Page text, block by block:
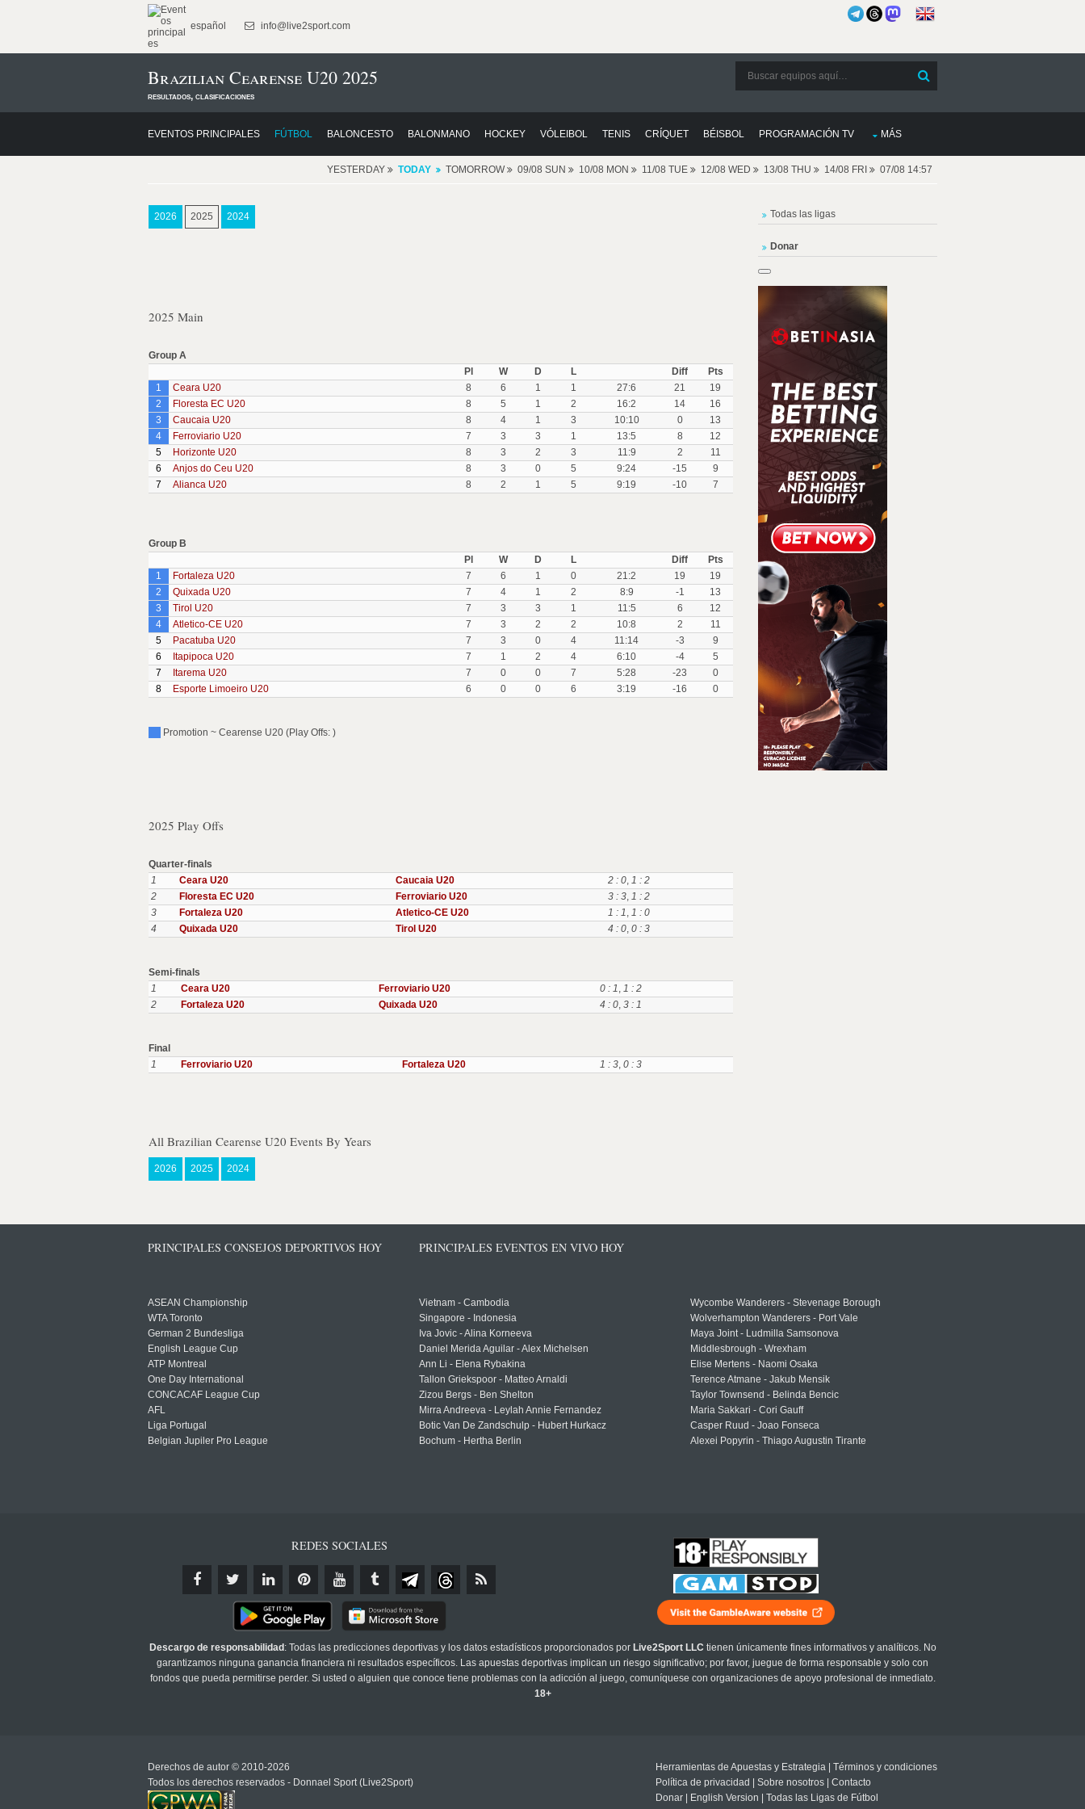
español info@live2sport.com
Brazilian Cearense U20 2025
resultados, clasificaciones
EVENTOS PRINCIPALES FÚTBOL BALONCESTO BALONMANO HOCKEY VÓLEIBOL TENIS CRÍQUET BÉISBOL PROGRAMACIÓN TV MÁS
YESTERDAY TODAY TOMORROW 09/08 SUN 10/08 MON 11/08 TUE 12/08 WED 13/08 THU 14/08 FRI 07/08 14:57
2026 2025 2024
2025 Main
Group A
Pl
W D L Diff
Pts
1
Ceara U20 8 6 1 1 27:6 21
19
2
Floresta EC U20 8 5 1 2 16:2 14
16
3
Caucaia U20 8 4 1 3 10:10 0
13
4
Ferroviario U20 7 3 3 1 13:5 8
12
5
Horizonte U20 8 3 2 3 11:9 2
11
6
Anjos do Ceu U20 8 3 0 5 9:24 -15
9
7
Alianca U20 8 2 1 5 9:19 -10 7
Group B
Pl
W D L Diff
Pts
1
Fortaleza U20 7 6 1 0 21:2 19
19
2
Quixada U20 7 4 1 2 8:9 -1
13
3
Tirol U20 7 3 3 1 11:5 6
12
4
Atletico-CE U20 7 3 2 2 10:8 2
11
5
Pacatuba U20 7 3 0 4 11:14 -3
9
6
Itapipoca U20 7 1 2 4 6:10 -4
5
7
Itarema U20 7 0 0 7 5:28 -23
0
8
Esporte Limoeiro U20 6 0 0 6 3:19 -16 0
Promotion ~ Cearense U20 (Play Offs: )
2025 Play Offs
Quarter-finals
1
Ceara U20 Caucaia U20 2 : 0, 1 : 2
2
Floresta EC U20 Ferroviario U20 3 : 3, 1 : 2
3
Fortaleza U20 Atletico-CE U20 1 : 1, 1 : 0
4
Quixada U20 Tirol U20 4 : 0, 0 : 3
Semi-finals
1
Ceara U20 Ferroviario U20 0 : 1, 1 : 2
2
Fortaleza U20 Quixada U20 4 : 0, 3 : 1
Final
1
Ferroviario U20 Fortaleza U20 1 : 3, 0 : 3
All Brazilian Cearense U20 Events By Years
2026 2025 2024
Todas las ligas
Donar
PRINCIPALES CONSEJOS DEPORTIVOS HOY
ASEAN Championship
WTA Toronto
German 2 Bundesliga
English League Cup
ATP Montreal
One Day International
CONCACAF League Cup
AFL
Liga Portugal
Belgian Jupiler Pro League
PRINCIPALES EVENTOS EN VIVO HOY
Vietnam - Cambodia
Singapore - Indonesia
Iva Jovic - Alina Korneeva
Daniel Merida Aguilar - Alex Michelsen
Ann Li - Elena Rybakina
Tallon Griekspoor - Matteo Arnaldi
Zizou Bergs - Ben Shelton
Mirra Andreeva - Leylah Annie Fernandez
Botic Van De Zandschulp - Hubert Hurkacz
Bochum - Hertha Berlin
Wycombe Wanderers - Stevenage Borough
Wolverhampton Wanderers - Port Vale
Maya Joint - Ludmilla Samsonova
Middlesbrough - Wrexham
Elise Mertens - Naomi Osaka
Terence Atmane - Jakub Mensik
Taylor Townsend - Belinda Bencic
Maria Sakkari - Cori Gauff
Casper Ruud - Joao Fonseca
Alexei Popyrin - Thiago Augustin Tirante
REDES SOCIALES
Descargo de responsabilidad : Todas las predicciones deportivas y los datos estadísticos proporcionados por Live2Sport LLC tienen únicamente fines informativos y analíticos. No
garantizamos ninguna ganancia financiera ni resultados específicos. Las apuestas deportivas implican un riesgo significativo; por favor, juegue de forma responsable y solo con
fondos que pueda permitirse perder. Si usted o alguien que conoce tiene problemas con la adicción al juego, comuníquese con organizaciones de apoyo profesional de inmediato.
18+
Derechos de autor © 2010-2026
Todos los derechos reservados - Donnael Sport (Live2Sport)
Herramientas de Apuestas y Estrategia
Términos y condiciones
Política de privacidad
Sobre nosotros
Contacto
Donar
English Version Todas las Ligas de Fútbol